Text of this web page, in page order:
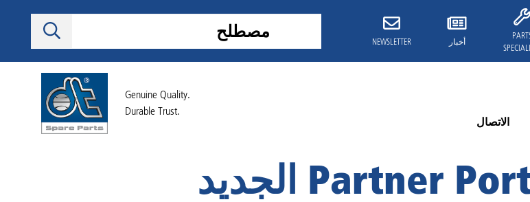
أخبار NEWSLETTER
Genuine Quality.
Durable Trust.
الاتصال